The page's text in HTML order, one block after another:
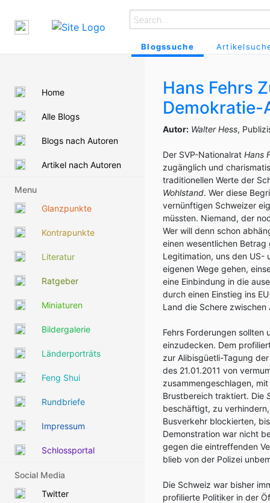
Blogssuche
Home
Alle Blogs
Blogs nach Autoren
Artikel nach Autoren
Menu
Glanzpunkte
Kontrapunkte
Literatur
Ratgeber
Miniaturen
Bildergalerie
Länderporträts
Feng Shui
Rundbriefe
Impressum
Schlossportal
Social Media
Twitter
Hans Fehrs
Demokratie-
Autor: Walter Hess,
Der SVP-Nationalrat Hans
zugänglich und
traditionellen Werte der
Wohlstand. Wer diese
vernünftigen Schweizer
müssten. Niemand, der
Wer will denn schon
einen wesentlichen
Legitimation, uns den US-
eigenen Wege gehen,
eine Einbindung in die
durch einen Einstieg ins
Land die Schere
Fehrs Forderungen sollten
einzudecken. Dem
zur Alibisgüetli-Tagung
des 21.01.2011 von
zusammengeschlagen,
Brustbereich traktiert. Die
beschäftigt, zu
Busverkehr blockierten,
Demonstration war nicht
gegen die eintreffenden
blieb von der Polizei
Die Schweiz war bisher
profilierte Politiker in der